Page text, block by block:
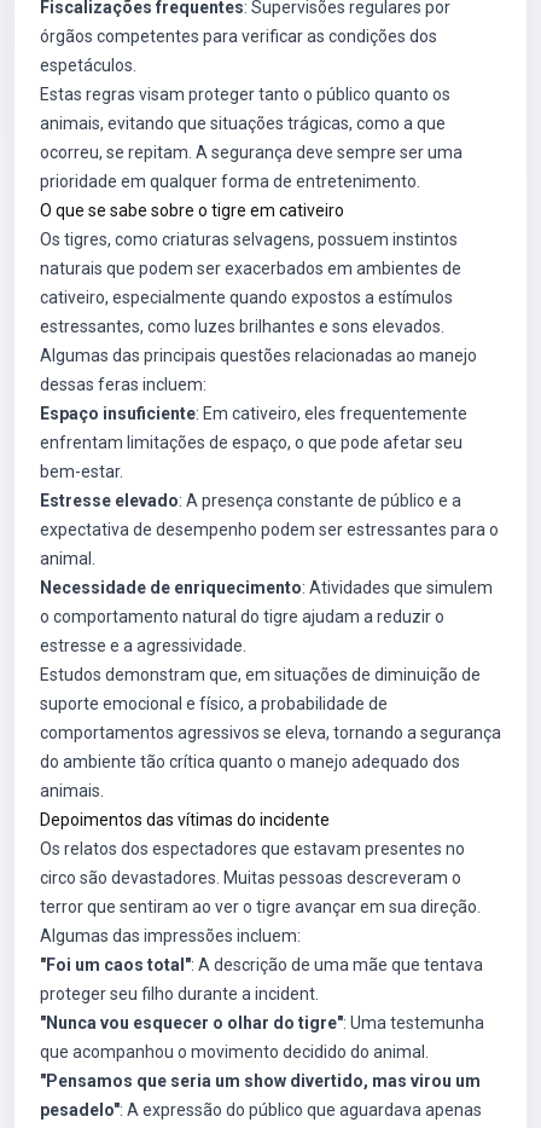
Fiscalizações frequentes: Supervisões regulares por
órgãos competentes para verificar as condições dos
espetáculos.
Estas regras visam proteger tanto o público quanto os
animais, evitando que situações trágicas, como a que
ocorreu, se repitam. A segurança deve sempre ser uma
prioridade em qualquer forma de entretenimento.
O que se sabe sobre o tigre em cativeiro
Os tigres, como criaturas selvagens, possuem instintos
naturais que podem ser exacerbados em ambientes de
cativeiro, especialmente quando expostos a estímulos
estressantes, como luzes brilhantes e sons elevados.
Algumas das principais questões relacionadas ao manejo
dessas feras incluem:
Espaço insuficiente: Em cativeiro, eles frequentemente
enfrentam limitações de espaço, o que pode afetar seu
bem-estar.
Estresse elevado: A presença constante de público e a
expectativa de desempenho podem ser estressantes para o
animal.
Necessidade de enriquecimento: Atividades que simulem
o comportamento natural do tigre ajudam a reduzir o
estresse e a agressividade.
Estudos demonstram que, em situações de diminuição de
suporte emocional e físico, a probabilidade de
comportamentos agressivos se eleva, tornando a segurança
do ambiente tão crítica quanto o manejo adequado dos
animais.
Depoimentos das vítimas do incidente
Os relatos dos espectadores que estavam presentes no
circo são devastadores. Muitas pessoas descreveram o
terror que sentiram ao ver o tigre avançar em sua direção.
Algumas das impressões incluem:
"Foi um caos total": A descrição de uma mãe que tentava
proteger seu filho durante a incident.
"Nunca vou esquecer o olhar do tigre": Uma testemunha
que acompanhou o movimento decidido do animal.
"Pensamos que seria um show divertido, mas virou um
pesadelo": A expressão do público que aguardava apenas